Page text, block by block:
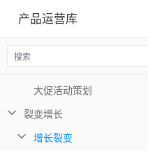
产品运营库
电商运营玩法【1-20】
电商运营玩法【21-40】
大促活动策划
裂变增长
增长裂变